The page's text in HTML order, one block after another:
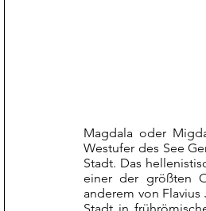
Magdala oder
Westufer des See
Stadt. Das
einer der größten
anderem von
Stadt in